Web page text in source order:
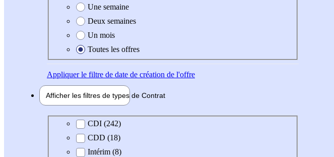
Une semaine
Deux semaines
Un mois
Toutes les offres
Appliquerle filtre de date de création de l'offre
Afficher les filtres de types de Contrat
Type de contratCDI (242)
CDD (18)
Intérim (8)